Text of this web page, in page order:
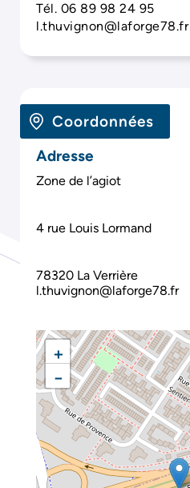
Tél. 06 89 98 24 95
l.thuvignon@laforge78.fr
Coordonnées
Adresse
Zone de l’agiot
4 rue Louis Lormand
78320 La Verrière
l.thuvignon@laforge78.fr
+
−